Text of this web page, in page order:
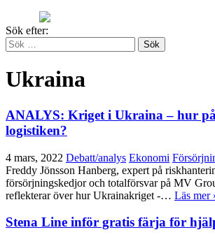
Sök efter:
Ukraina
ANALYS: Kriget i Ukraina – hur
logistiken?
4 mars, 2022 Debatt/analys Ekonomi
Freddy Jönsson Hanberg, expert på
försörjningskedjor och totalförsvar på MV
reflekterar över hur Ukrainakriget -… Läs mer
Stena Line inför gratis färja för